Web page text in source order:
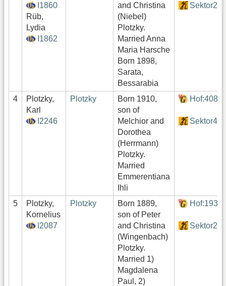
I1860
Rüb,
Lydia
I1862
and Christina
(Niebel)
Plotzky.
Married Anna
Maria Harsche
Born 1898,
Sarata,
Bessarabia
Sektor2
4
Plotzky,
Karl
I2246
Plotzky
Born 1910,
son of
Melchior and
Dorothea
(Herrmann)
Plotzky.
Married
Emmerentiana
Ihli
Hof:408
Sektor4
5
Plotzky,
Kornelius
I2087
Plotzky
Born 1889,
son of Peter
and Christina
(Wingenbach)
Plotzky.
Married 1)
Magdalena
Paul, 2)
Hof:193
Sektor2